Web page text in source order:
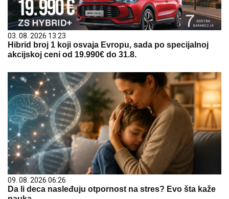
03. 08. 2026 13:23
Hibrid broj 1 koji osvaja Evropu, sada po specijalnoj
akcijskoj ceni od 19.990€ do 31.8.
09. 08. 2026 06:26
Da li deca nasleđuju otpornost na stres? Evo šta kaže